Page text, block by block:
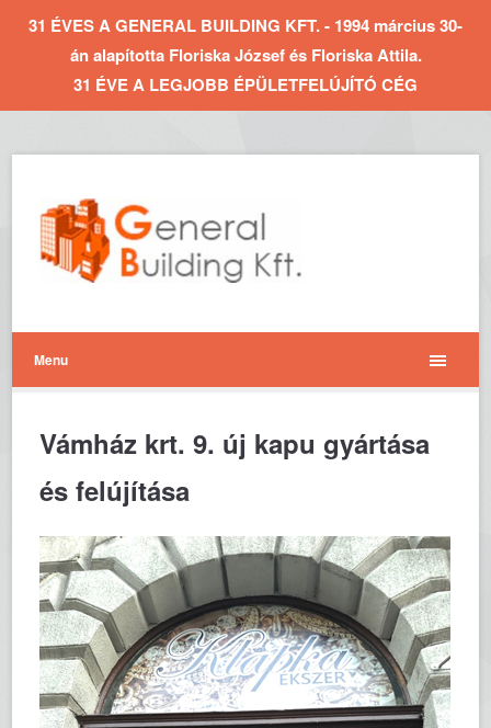
31 ÉVES A GENERAL BUILDING KFT. - 1994 március 30-
án alapította Floriska József és Floriska Attila.
31 ÉVE A LEGJOBB ÉPÜLETFELÚJÍTÓ CÉG
Menu
Vámház krt. 9. új kapu gyártása
és felújítása